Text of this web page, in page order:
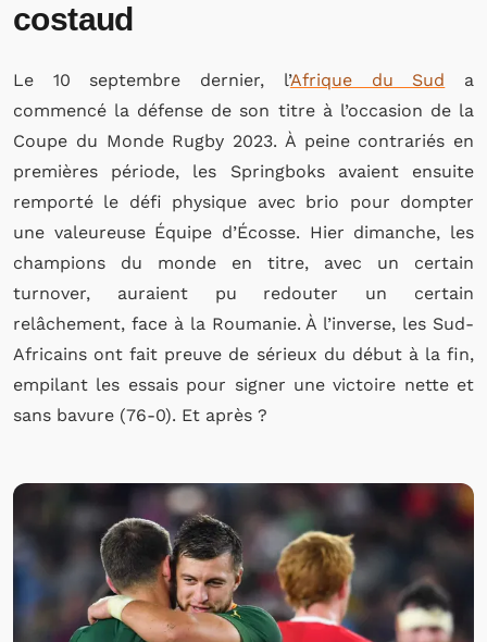
costaud
Le 10 septembre dernier, l’Afrique du Sud a
commencé la défense de son titre à l’occasion de la
Coupe du Monde Rugby 2023. À peine contrariés en
premières période, les Springboks avaient ensuite
remporté le défi physique avec brio pour dompter
une valeureuse Équipe d’Écosse. Hier dimanche, les
champions du monde en titre, avec un certain
turnover, auraient pu redouter un certain
relâchement, face à la Roumanie. À l’inverse, les Sud-
Africains ont fait preuve de sérieux du début à la fin,
empilant les essais pour signer une victoire nette et
sans bavure (76-0). Et après ?